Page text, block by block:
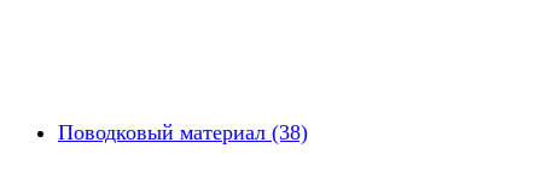
Поводковый материал (38)